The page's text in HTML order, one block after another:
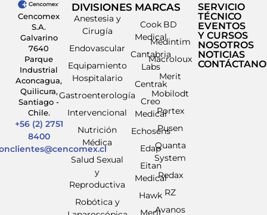
Cencomex
S.A.
Galvarino
7640
Parque
Industrial
Aconcagua,
Quilicura,
Santiago -
Chile.
+56 (2) 2751
8400
DIVISIONES
Anestesia y
Cirugía
Endovascular
Equipamiento
Hospitalario
Gastroenterología
Intervencional
Nutrición
Médica
Salud Sexual
y
Reproductiva
Robótica y
MARCAS
Cook
Medical
Cantabria
Labs
Centrak
Creo
Medical
Echosens
Edap
Eitan
Medical
Hawk
Meril
BD
Medintim
Macroloux
Merit
Mobilodt
Portex
Pusen
Quanta
System
Redax
RZ
Avanos
SERVICIO
TÉCNICO
EVENTOS
Y CURSOS
NOSOTROS
NOTICIAS